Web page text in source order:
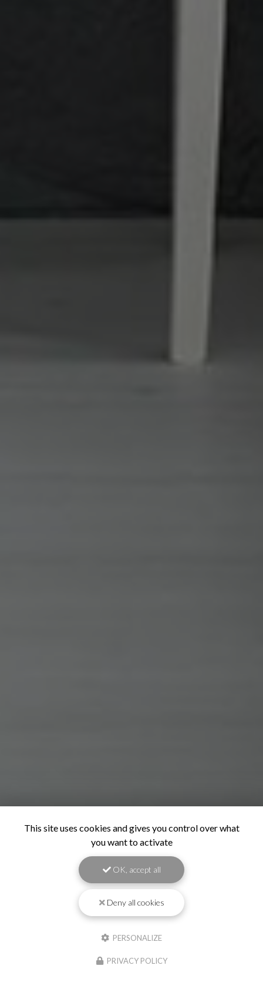
Alladatin Peinture à
This site uses cookies and gives you control over what
you want to activate
OK, accept all
Deny all cookies
PERSONALIZE
PRIVACY POLICY